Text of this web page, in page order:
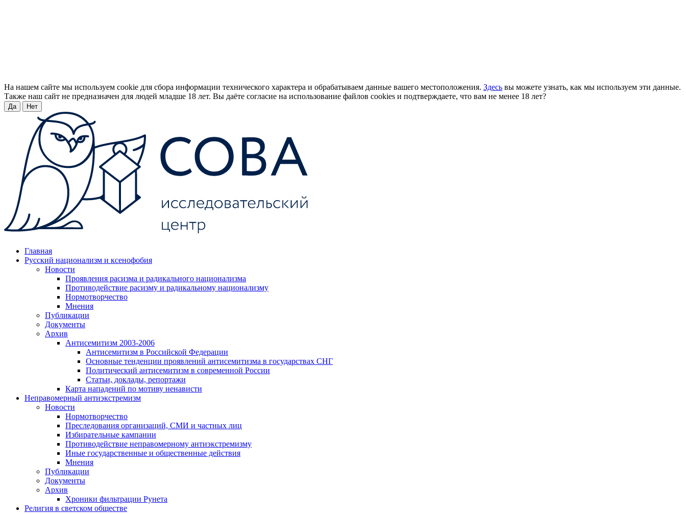
На нашем сайте мы используем cookie для сбора информации технического характера и обрабатываем данные вашего местоположения. Здесь вы можете узнать, как мы используем эти данные.
Также наш сайт не предназначен для людей младше 18 лет. Вы даёте согласие на использование файлов cookies и подтверждаете, что вам не менее 18 лет?
Да Нет
Главная
Русский национализм и ксенофобия
Новости
Проявления расизма и радикального национализма
Противодействие расизму и радикальному национализму
Нормотворчество
Мнения
Публикации
Документы
Архив
Антисемитизм 2003-2006
Антисемитизм в Российской Федерации
Основные тенденции проявлений антисемитизма в государствах СНГ
Политический антисемитизм в современной России
Статьи, доклады, репортажи
Карта нападений по мотиву ненависти
Неправомерный антиэкстремизм
Новости
Нормотворчество
Преследования организаций, СМИ и частных лиц
Избирательные кампании
Противодействие неправомерному антиэкстремизму
Иные государственные и общественные действия
Мнения
Публикации
Документы
Архив
Хроники фильтрации Рунета
Религия в светском обществе